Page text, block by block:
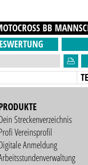
BB
Streckenverzeichnis
Vereinsprofil
Anmeldung